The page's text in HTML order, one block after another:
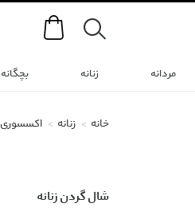
Search
مردانه زنانه بچگانه
خانه زنانه اکسسوری
شال گردن زنانه